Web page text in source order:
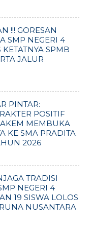
!!! GORESAN
SMP NEGERI 4
SPMB
JALUR
PINTAR:
POSITIF
MEMBUKA
KE SMA PRADITA
2026
TRADISI
NEGERI 4
19 SISWA LOLOS
NUSANTARA